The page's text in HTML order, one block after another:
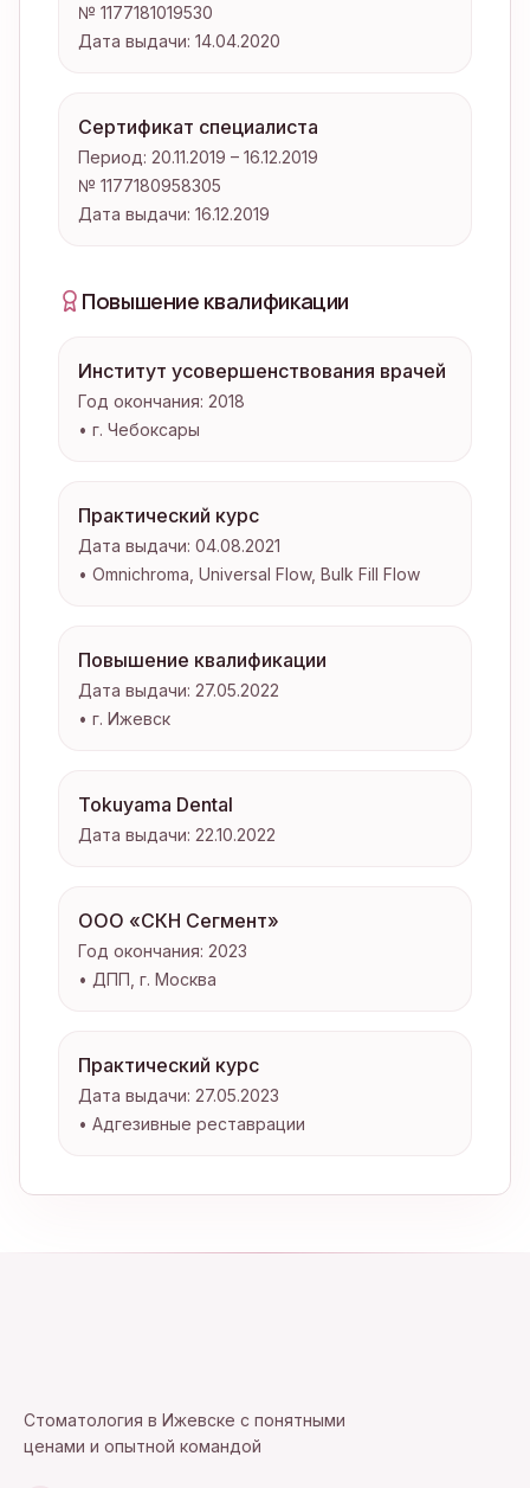
№ 1177181019530
Дата выдачи: 14.04.2020
Сертификат специалиста
Период: 20.11.2019 – 16.12.2019
№ 1177180958305
Дата выдачи: 16.12.2019
Повышение квалификации
Институт усовершенствования врачей
Год окончания: 2018
• г. Чебоксары
Практический курс
Дата выдачи: 04.08.2021
• Omnichroma, Universal Flow, Bulk Fill Flow
Повышение квалификации
Дата выдачи: 27.05.2022
• г. Ижевск
Tokuyama Dental
Дата выдачи: 22.10.2022
ООО «СКН Сегмент»
Год окончания: 2023
• ДПП, г. Москва
Практический курс
Дата выдачи: 27.05.2023
• Адгезивные реставрации
Стоматология в Ижевске с понятными
ценами и опытной командой